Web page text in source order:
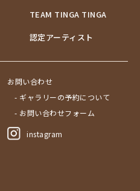
TEAM TINGA TINGA
認定アーティスト
お問い合わせ
- ギャラリーの予約について
- お問い合わせフォーム
instagram